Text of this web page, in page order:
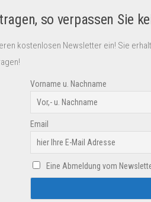
so verpassen Sie
kostenlosen Newsletter ein! Sie
Vorname u. Nachname
Email
Eine Abmeldung vom